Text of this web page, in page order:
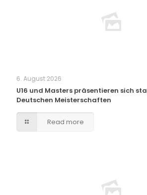
6. August 2026
U16 und Masters präsentieren sich
Deutschen Meisterschaften
Read more